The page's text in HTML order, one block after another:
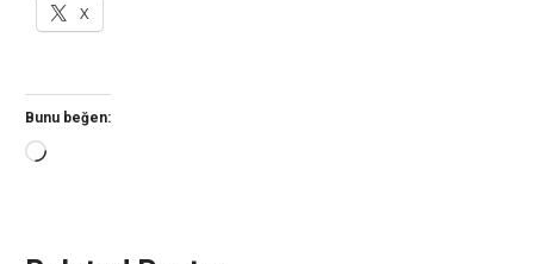
X
Bunu beğen:
Yükleniyor...